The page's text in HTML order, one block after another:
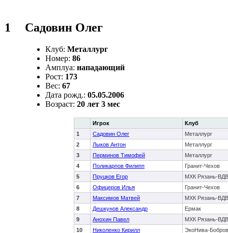
1 Садовин Олег
Клуб: Металлург
Номер: 86
Амплуа: нападающий
Рост: 173
Вес: 67
Дата рожд.: 05.05.2006
Возраст: 20 лет 3 мес
Игрок
Клуб
1
Садовин Олег
Металлург
2
Лыков Антон
Металлург
3
Перминов Тимофей
Металлург
4
Поликарпов Филипп
Гранит-Чехов
5
Пруцков Егор
МХК Рязань-ВДВ
6
Офицеров Илья
Гранит-Чехов
7
Максимов Матвей
МХК Рязань-ВДВ
8
Дешкунов Александр
Ермак
9
Анохин Павел
МХК Рязань-ВДВ
10
Николенко Кирилл ЭкоНива-Бобров